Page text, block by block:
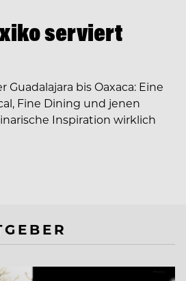
serviert
Guadalajara bis Oaxaca: Eine
Fine Dining und jenen
Inspiration wirklich